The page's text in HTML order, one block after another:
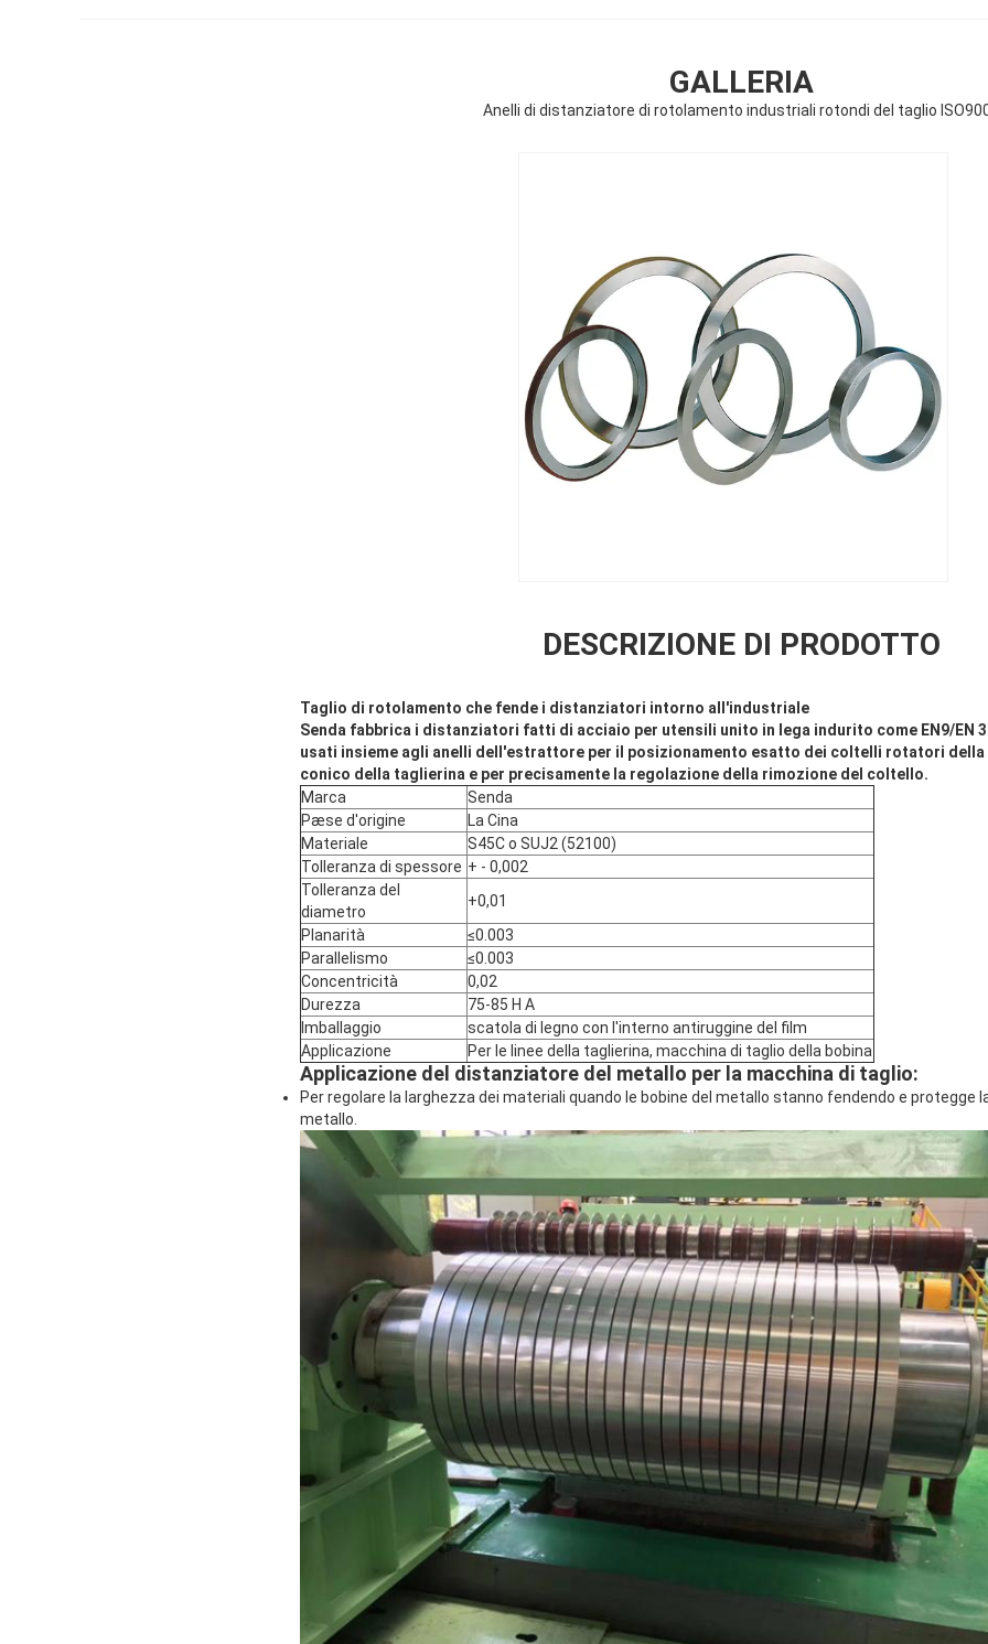
GALLERIA
Anelli di distanziatore di rotolamento industriali rotondi del taglio
DESCRIZIONE DI PRODOTTO
Taglio di rotolamento che fende i distanziatori intorno all'industriale
Senda fabbrica i distanziatori fatti di acciaio per utensili unito in lega indurito come EN9/EN
usati insieme agli anelli dell'estrattore per il posizionamento esatto dei coltelli rotatori
conico della taglierina e per precisamente la regolazione della rimozione del coltello.
Marca
Senda
Pæse d'origine
La Cina
Materiale
S45C o SUJ2 (52100)
Tolleranza di spessore + - 0,002
Tolleranza del
diametro
+0,01
Planarità
≤0.003
Parallelismo
≤0.003
Concentricità
0,02
Durezza
75-85 H A
Imballaggio
scatola di legno con l'interno antiruggine del film
Applicazione
Per le linee della taglierina, macchina di taglio della bobina
Applicazione del distanziatore del metallo per la macchina di taglio:
Per regolare la larghezza dei materiali quando le bobine del metallo stanno fendendo e protegge
metallo.